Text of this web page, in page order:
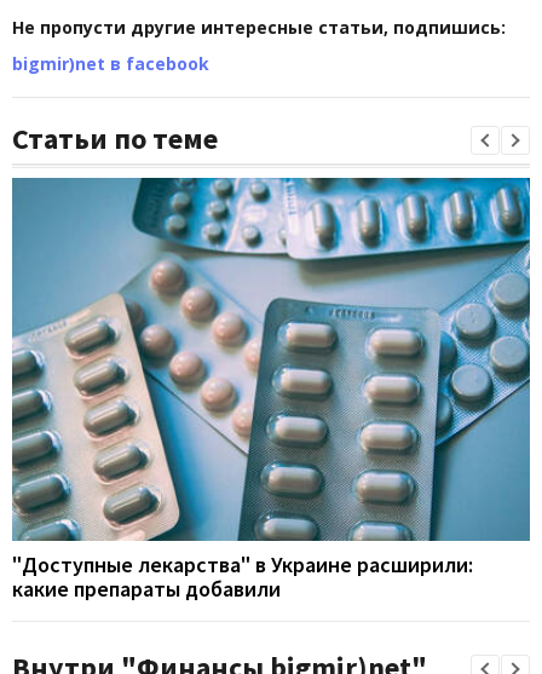
Не пропусти другие интересные статьи, подпишись:
bigmir)net в facebook
Статьи по теме
"Доступные лекарства" в Украине расширили:
какие препараты добавили